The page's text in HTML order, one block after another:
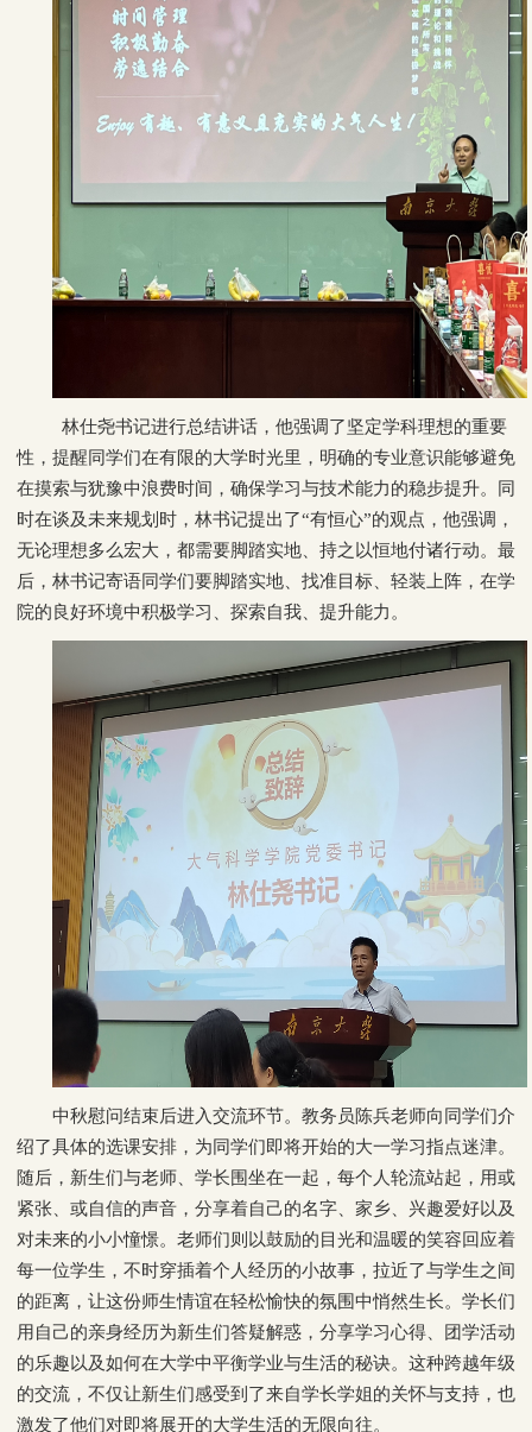
林仕尧书记进行总结讲话，他强调了坚定学科理想的重要
性，提醒同学们在有限的大学时光里，明确的专业意识能够避免
在摸索与犹豫中浪费时间，确保学习与技术能力的稳步提升。同
时在谈及未来规划时，林书记提出了“有恒心”的观点，他强调，
无论理想多么宏大，都需要脚踏实地、持之以恒地付诸行动。最
后，林书记寄语同学们要脚踏实地、找准目标、轻装上阵，在学
院的良好环境中积极学习、探索自我、提升能力。
中秋慰问结束后进入交流环节。教务员陈兵老师向同学们介
绍了具体的选课安排，为同学们即将开始的大一学习指点迷津。
随后，新生们与老师、学长围坐在一起，每个人轮流站起，用或
紧张、或自信的声音，分享着自己的名字、家乡、兴趣爱好以及
对未来的小小憧憬。老师们则以鼓励的目光和温暖的笑容回应着
每一位学生，不时穿插着个人经历的小故事，拉近了与学生之间
的距离，让这份师生情谊在轻松愉快的氛围中悄然生长。学长们
用自己的亲身经历为新生们答疑解惑，分享学习心得、团学活动
的乐趣以及如何在大学中平衡学业与生活的秘诀。这种跨越年级
的交流，不仅让新生们感受到了来自学长学姐的关怀与支持，也
激发了他们对即将展开的大学生活的无限向往。